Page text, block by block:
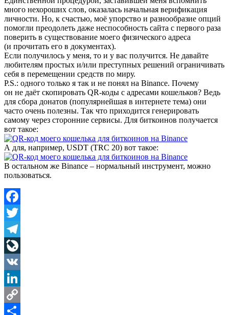
много нехороших слов, оказалась начальная верификация
личности. Но, к счастью, моё упорство и разнообразие опций
помогли преодолеть даже неспособность сайта с первого раза
поверить в существование моего физического адреса
(и прочитать его в документах).
Если получилось у меня, то и у вас получится. Не давайте
любителям простых и/или преступных решений ограничивать
себя в перемещении средств по миру.
P.S.: одного только я так и не понял на Binance. Почему
он не даёт скопировать QR-коды с адресами кошельков? Ведь
для сбора донатов (популярнейшая в интернете тема) они
часто очень полезны. Так что приходится генерировать
самому через сторонние сервисы. Для биткоинов получается
вот такое:
А для, например, USDT (TRC 20) вот такое:
В остальном же Binance – нормальный инструмент, можно
пользоваться.
Facebook
Twitter
Telegram
LiveJournal
VK
LinkedIn
Copy